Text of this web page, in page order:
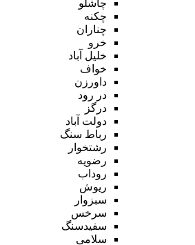
چاشلو
چکنه
چناران
خرو
خلیل آباد
خواف
داورزن
در رود
درگز
دولت آباد
رباط سنگ
رشتخوار
رضویه
روداب
ریوش
سبزوار
سرخس
سفیدسنگ
سلامی